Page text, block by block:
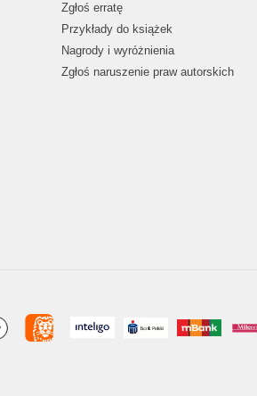
Zgłoś erratę
Przykłady do książek
Nagrody i wyróżnienia
Zgłoś naruszenie praw autorskich